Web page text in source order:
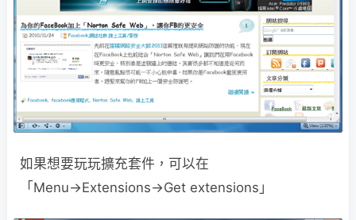
如果想要玩玩擴充套件，可以在
「Menu→Extensions→Get extensions」